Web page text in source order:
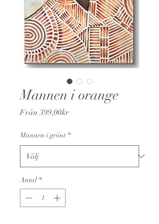
Mannen i orange
Från399,00krReapris
Mannen i grönt *
Antal *